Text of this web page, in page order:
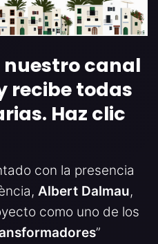
canal
recibe todas
Haz clic
con la presencia
Albert Dalmau,
como uno de los
”